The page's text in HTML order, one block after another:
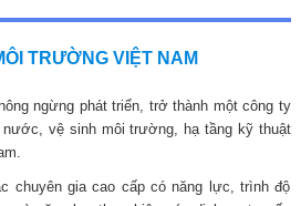
TRƯỜNG VIỆT NAM
ngừng phát triển, trở thành một công ty
vệ sinh môi trường, hạ tầng kỹ thuật
gia cao cấp có năng lực, trình độ